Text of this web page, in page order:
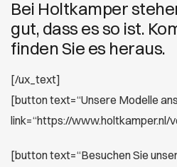
Bei Holtkamper
gut, dass es so ist.
finden Sie es heraus.
[/ux_text]
[button text=“Unsere Modelle
link=“https://www.holtkamper.nl/
[button text=“Besuchen Sie